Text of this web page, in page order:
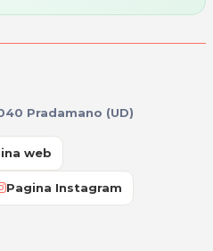
Pradamano (UD)
web
Pagina Instagram